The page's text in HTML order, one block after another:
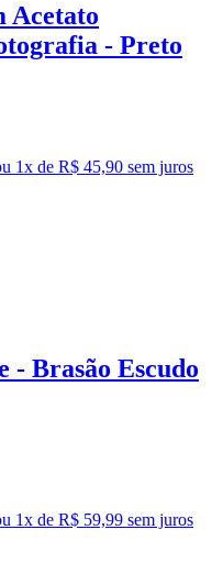
Acetato
- Preto
1x de R$ 45,90 sem juros
- Brasão Escudo
1x de R$ 59,99 sem juros